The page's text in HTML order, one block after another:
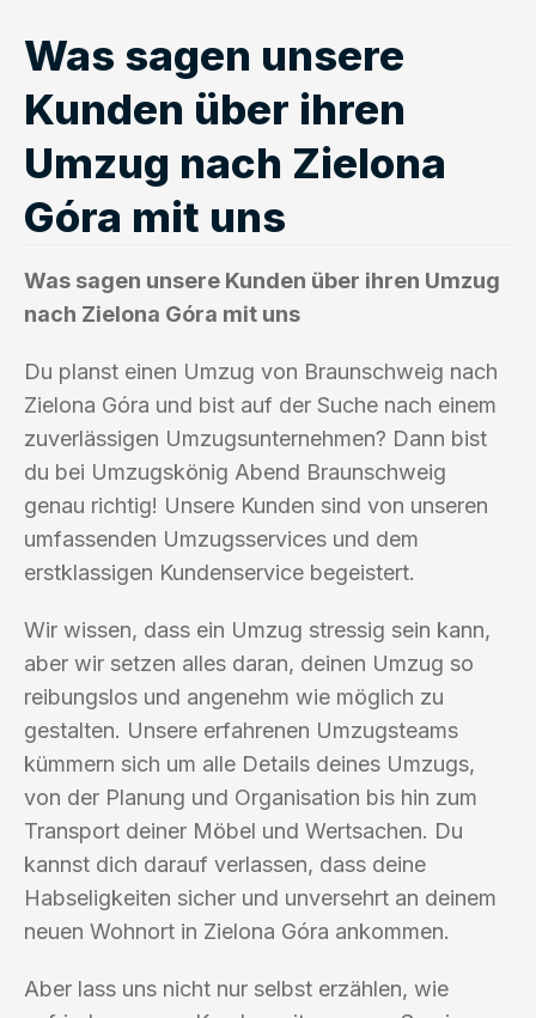
Was sagen unsere
Kunden über ihren
Umzug nach Zielona
Góra mit uns
Was sagen unsere Kunden über ihren Umzug
nach Zielona Góra mit uns
Du planst einen Umzug von Braunschweig nach
Zielona Góra und bist auf der Suche nach einem
zuverlässigen Umzugsunternehmen? Dann bist
du bei Umzugskönig Abend Braunschweig
genau richtig! Unsere Kunden sind von unseren
umfassenden Umzugsservices und dem
erstklassigen Kundenservice begeistert.
Wir wissen, dass ein Umzug stressig sein kann,
aber wir setzen alles daran, deinen Umzug so
reibungslos und angenehm wie möglich zu
gestalten. Unsere erfahrenen Umzugsteams
kümmern sich um alle Details deines Umzugs,
von der Planung und Organisation bis hin zum
Transport deiner Möbel und Wertsachen. Du
kannst dich darauf verlassen, dass deine
Habseligkeiten sicher und unversehrt an deinem
neuen Wohnort in Zielona Góra ankommen.
Aber lass uns nicht nur selbst erzählen, wie